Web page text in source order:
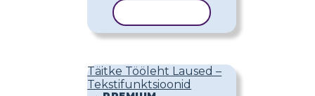
Täitke Tööleht Laused –
Tekstifunktsioonid